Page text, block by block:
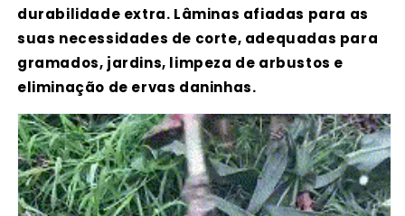
durabilidade extra. Lâminas afiadas para as
suas necessidades de corte, adequadas para
gramados, jardins, limpeza de arbustos e
eliminação de ervas daninhas.